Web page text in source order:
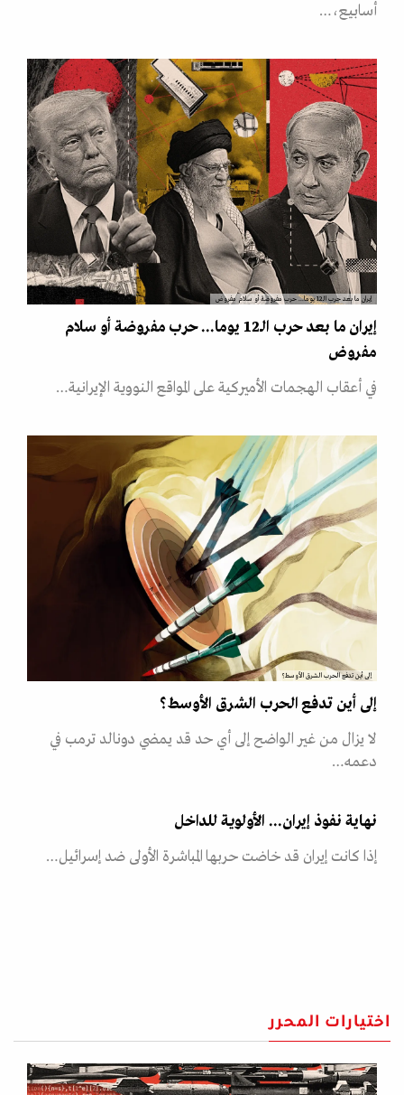
أسابيع،…
إيران ما بعد حرب الــ12 يوما... حرب مفروضة أو سلام مفروض
إيران ما بعد حرب الــ12 يوما... حرب مفروضة أو سلام
مفروض
في أعقاب الهجمات الأميركية على المواقع النووية الإيرانية…
إلى أين تدفع الحرب الشرق الأوسط؟
إلى أين تدفع الحرب الشرق الأوسط؟
لا يزال من غير الواضح إلى أي حد قد يمضي دونالد ترمب في
دعمه…
نهاية نفوذ إيران... الأولوية للداخل
إذا كانت إيران قد خاضت حربها المباشرة الأولى ضد إسرائيل…
اختيارات المحرر